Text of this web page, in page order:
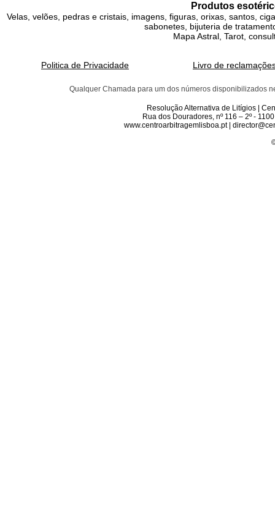
Produtos
Velas, velões, pedras e cristais, imagens, figuras, orixas, santos,
sabonetes, bijuteria de
Mapa Astral, Tarot,
Politica de Privacidade Livro de
Qualquer Chamada para um dos números disponibilizados
Resolução Alternativa de Litígios |
Rua dos Douradores, nº 116 – 2º -
www.centroarbitragemlisboa.pt |